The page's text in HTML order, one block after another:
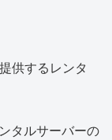
供するレンタ
タルサーバーの